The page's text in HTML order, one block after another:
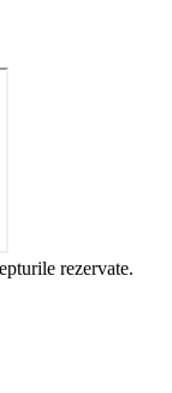
rezervate.